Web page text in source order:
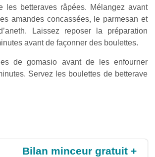
les betteraves râpées. Mélangez avant
amandes concassées, le parmesan et
Laissez reposer la préparation
avant de façonner des boulettes.
les de gomasio avant de les enfourner
Servez les boulettes de betterave
Bilan minceur gratuit +